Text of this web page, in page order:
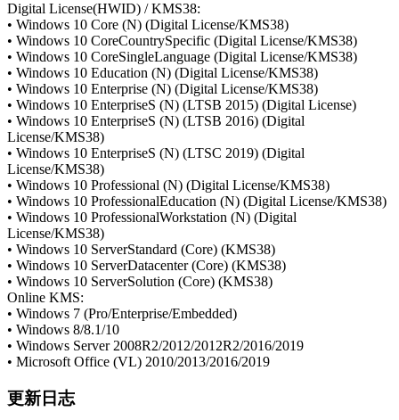
Digital License(HWID) / KMS38:
• Windows 10 Core (N) (Digital License/KMS38)
• Windows 10 CoreCountrySpecific (Digital License/KMS38)
• Windows 10 CoreSingleLanguage (Digital License/KMS38)
• Windows 10 Education (N) (Digital License/KMS38)
• Windows 10 Enterprise (N) (Digital License/KMS38)
• Windows 10 EnterpriseS (N) (LTSB 2015) (Digital License)
• Windows 10 EnterpriseS (N) (LTSB 2016) (Digital
License/KMS38)
• Windows 10 EnterpriseS (N) (LTSC 2019) (Digital
License/KMS38)
• Windows 10 Professional (N) (Digital License/KMS38)
• Windows 10 ProfessionalEducation (N) (Digital License/KMS38)
• Windows 10 ProfessionalWorkstation (N) (Digital
License/KMS38)
• Windows 10 ServerStandard (Core) (KMS38)
• Windows 10 ServerDatacenter (Core) (KMS38)
• Windows 10 ServerSolution (Core) (KMS38)
Online KMS:
• Windows 7 (Pro/Enterprise/Embedded)
• Windows 8/8.1/10
• Windows Server 2008R2/2012/2012R2/2016/2019
• Microsoft Office (VL) 2010/2013/2016/2019
更新日志